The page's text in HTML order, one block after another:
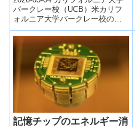
to building energy-
efficient computing
chips）
バークレー校（UCB）米カリフ
ォルニア大学バークレー校の研
究チームは、酸化チタン
（TiO₂）を極薄化することで、
新たに強...
記憶チップのエネルギー消